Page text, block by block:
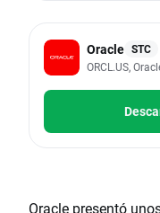
Oracle STC
ORCL.US,
Oracle presentó